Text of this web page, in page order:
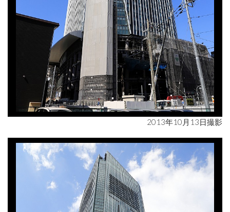
2013年10月13日撮影